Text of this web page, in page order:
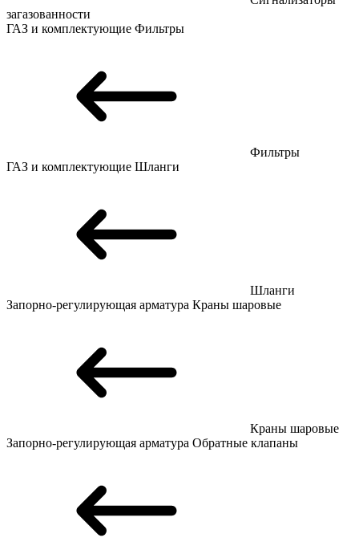
загазованности
ГАЗ и комплектующие Фильтры
Фильтры
ГАЗ и комплектующие Шланги
Шланги
Запорно-регулирующая арматура Краны шаровые
Краны шаровые
Запорно-регулирующая арматура Обратные клапаны